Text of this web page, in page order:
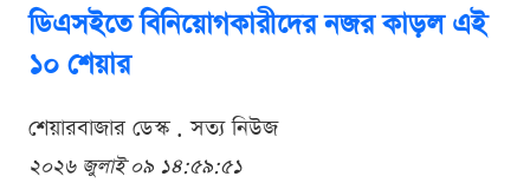
ডিএসইতে বিনিয়োগকারীদের নজর কাড়ল এই
১০ শেয়ার
শেয়ারবাজার ডেস্ক . সত্য নিউজ
২০২৬ জুলাই ০৯ ১৪:৫৯:৫১